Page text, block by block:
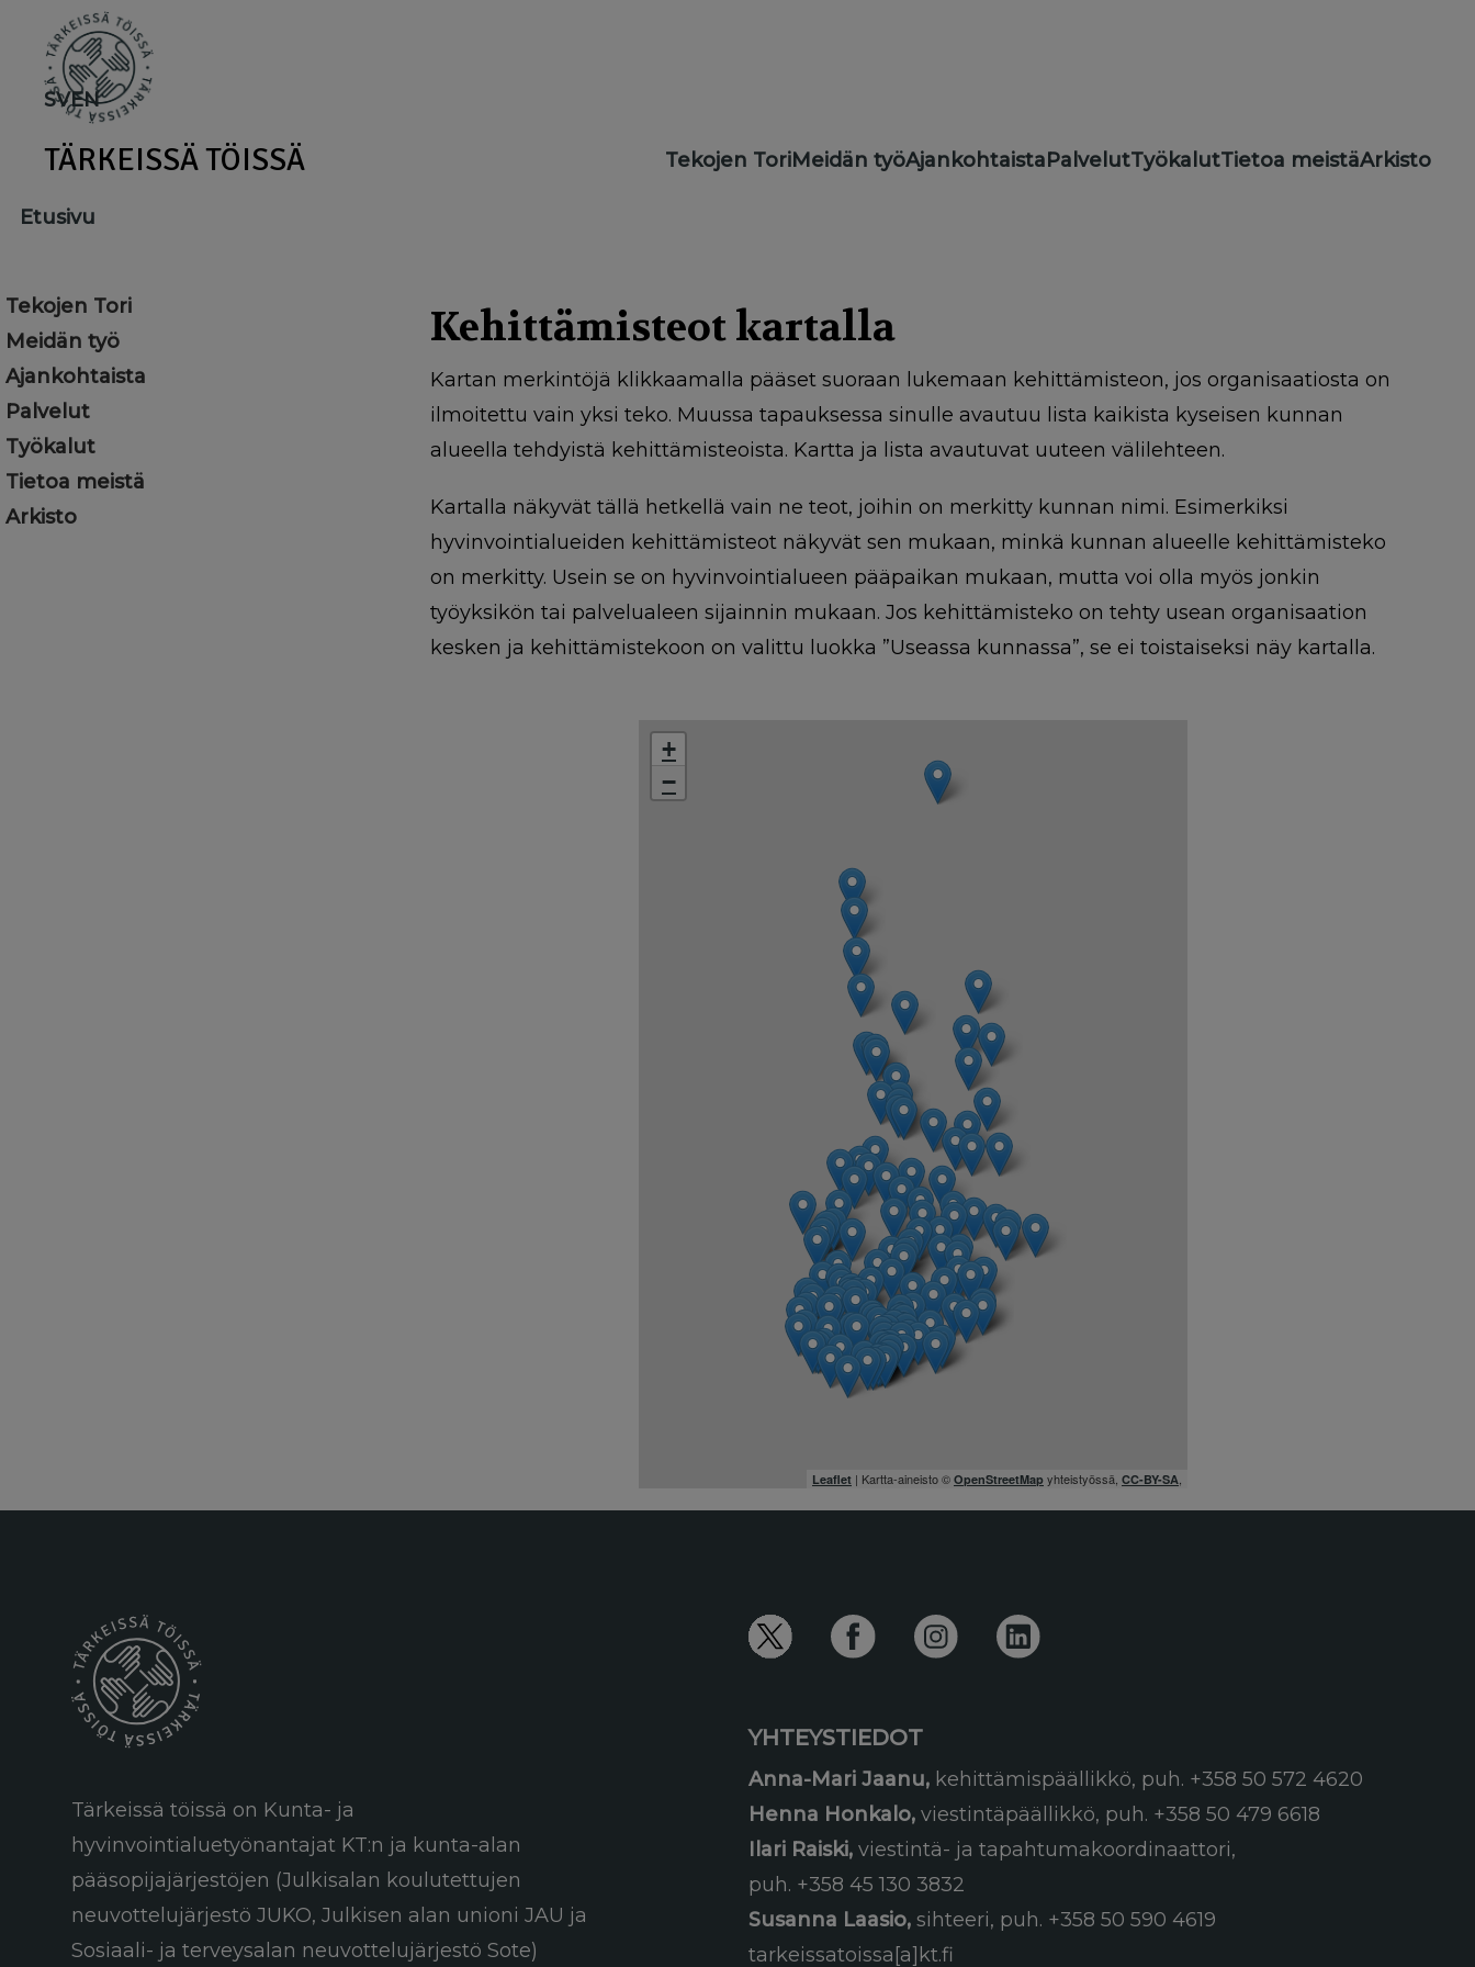
main
content
SVEN
TÄRKEISSÄ TÖISSÄ
Main
Tekojen ToriMeidän työAjankohtaistaPalvelutTyökalutTietoa meistäArkisto
Etusivu
Tekojen Tori
Meidän työ
Ajankohtaista
Palvelut
Työkalut
Tietoa meistä
Arkisto
Kehittämisteot kartalla
Kartan merkintöjä klikkaamalla pääset suoraan lukemaan kehittämisteon, jos organisaatiosta on
ilmoitettu vain yksi teko. Muussa tapauksessa sinulle avautuu lista kaikista kyseisen kunnan
alueella tehdyistä kehittämisteoista. Kartta ja lista avautuvat uuteen välilehteen.
Kartalla näkyvät tällä hetkellä vain ne teot, joihin on merkitty kunnan nimi. Esimerkiksi
hyvinvointialueiden kehittämisteot näkyvät sen mukaan, minkä kunnan alueelle kehittämisteko
on merkitty. Usein se on hyvinvointialueen pääpaikan mukaan, mutta voi olla myös jonkin
työyksikön tai palvelualeen sijainnin mukaan. Jos kehittämisteko on tehty usean organisaation
kesken ja kehittämistekoon on valittu luokka ”Useassa kunnassa”, se ei toistaiseksi näy kartalla.
+
−
Leaflet | Kartta-aineisto © OpenStreetMap yhteistyössä, CC-BY-SA
Tärkeissä töissä on Kunta- ja
hyvinvointialuetyönantajat KT:n ja kunta-alan
pääsopijajärjestöjen (Julkisalan koulutettujen
neuvottelujärjestö JUKO, Julkisen alan unioni JAU ja
Sosiaali- ja terveysalan neuvottelujärjestö Sote)
YHTEYSTIEDOT
Anna-Mari Jaanu, kehittämispäällikkö, puh. +358 50 572 4620
Henna Honkalo, viestintäpäällikkö, puh. +358 50 479 6618
Ilari Raiski, viestintä- ja tapahtumakoordinaattori,
puh. +358 45 130 3832
Susanna Laasio, sihteeri, puh. +358 50 590 4619
tarkeissatoissa[a]kt.fi